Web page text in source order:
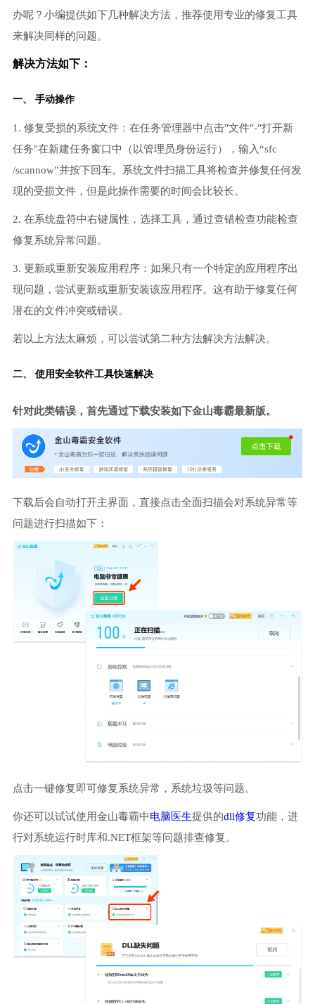
办呢？小编提供如下几种解决方法，推荐使用专业的修复工具
来解决同样的问题。
解决方法如下：
一、 手动操作
1. 修复受损的系统文件：在任务管理器中点击"文件"-"打开新
任务"在新建任务窗口中（以管理员身份运行），输入“sfc
/scannow”并按下回车。系统文件扫描工具将检查并修复任何发
现的受损文件，但是此操作需要的时间会比较长。
2. 在系统盘符中右键属性，选择工具，通过查错检查功能检查
修复系统异常问题。
3. 更新或重新安装应用程序：如果只有一个特定的应用程序出
现问题，尝试更新或重新安装该应用程序。这有助于修复任何
潜在的文件冲突或错误。
若以上方法太麻烦，可以尝试第二种方法解决方法解决。
二、 使用安全软件工具快速解决
针对此类错误，首先通过下载安装如下金山毒霸最新版。
下载后会自动打开主界面，直接点击全面扫描会对系统异常等
问题进行扫描如下：
点击一键修复即可修复系统异常，系统垃圾等问题。
你还可以试试使用金山毒霸中电脑医生提供的dll修复功能，进
行对系统运行时库和.NET框架等问题排查修复。